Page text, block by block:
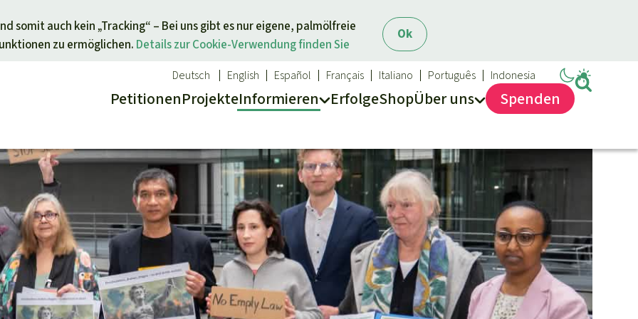
Ok
somit auch kein „Tracking“ – Bei uns gibt es nur eigene, palmölfreie
zu ermöglichen. Details zur Cookie-Verwendung finden Sie
PetitionenProjekteInformieren
Aktuelles
Erfolge
Alle News
Kids
Newsletter­anmeldung
Report
ErfolgeShopÜberuns
Deutsch English Español Français Italiano Português Indonesia
Spenden
ein Thema Spenden für eine Region
Südostasien
Afrika
Lateinamerika